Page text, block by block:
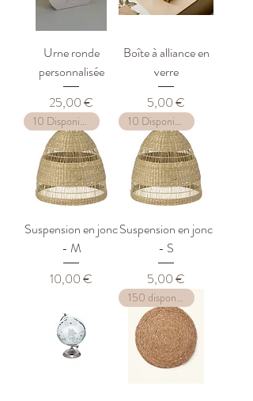
Urne ronde
personnalisée
Prix
25,00 €
Boîte à alliance en
verre
Prix
5,00 €
10 Disponibles
Suspension en jonc
- M
Prix
10,00 €
10 Disponibles
Suspension en jonc
- S
Prix
5,00 €
150 disponibles